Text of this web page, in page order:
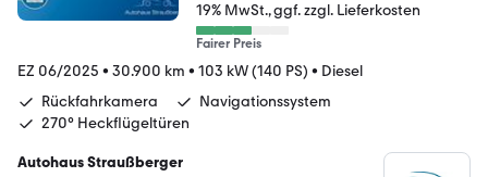
19% MwSt. ggf. zzgl. Lieferkosten
Fairer Preis
EZ 06/2025 • 30.900 km • 103 kW (140 PS) • Diesel
Rückfahrkamera
Navigationssystem
270° Heckflügeltüren
Autohaus Straußberger